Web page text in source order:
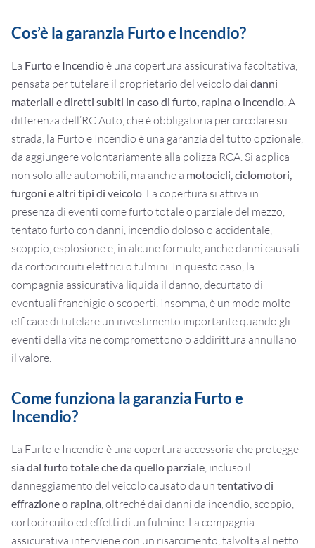
Cos’è la garanzia Furto e Incendio?
La Furtoe Incendioè una copertura assicurativa facoltativa,
pensata per tutelare il proprietario del veicolo dai danni
materiali e diretti subiti in caso di furto, rapina o incendio. A
differenza dell’RC Auto, che è obbligatoria per circolare su
strada, la Furto e Incendio è una garanzia del tutto opzionale,
da aggiungere volontariamente alla polizza RCA. Si applica
non solo alle automobili, ma anche a motocicli, ciclomotori,
furgoni e altri tipi di veicolo. La copertura si attiva in
presenza di eventi come furto totale o parziale del mezzo,
tentato furto con danni, incendio doloso o accidentale,
scoppio, esplosione e, in alcune formule, anche danni causati
da cortocircuiti elettrici o fulmini. In questo caso, la
compagnia assicurativa liquida il danno, decurtato di
eventuali franchigie o scoperti. Insomma, è un modo molto
efficace di tutelare un investimento importante quando gli
eventi della vita ne compromettono o addirittura annullano
il valore.
Come funziona la garanzia Furto e
Incendio?
La Furto e Incendio è una copertura accessoria che protegge
sia dal furto totale che da quello parziale, incluso il
danneggiamento del veicolo causato da un tentativo di
effrazione o rapina, oltreché dai danni da incendio, scoppio,
cortocircuito ed effetti di un fulmine. La compagnia
assicurativa interviene con un risarcimento, talvolta al netto